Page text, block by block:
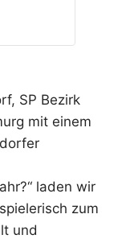
SP Bezirk
mit einem
laden wir
zum
und